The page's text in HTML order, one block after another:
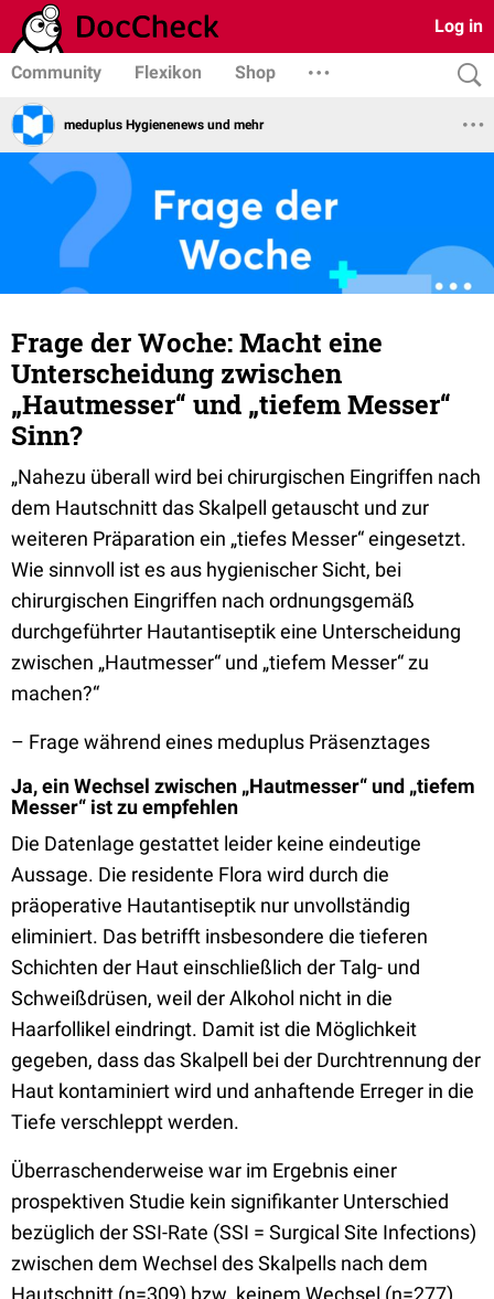
Log in
Community Flexikon Shop
meduplus Hygienenews und mehr
Frage der Woche: Macht eine
Unterscheidung zwischen
„Hautmesser“ und „tiefem Messer“
Sinn?
„Nahezu überall wird bei chirurgischen Eingriffen nach
dem Hautschnitt das Skalpell getauscht und zur
weiteren Präparation ein „tiefes Messer“ eingesetzt.
Wie sinnvoll ist es aus hygienischer Sicht, bei
chirurgischen Eingriffen nach ordnungsgemäß
durchgeführter Hautantiseptik eine Unterscheidung
zwischen „Hautmesser“ und „tiefem Messer“ zu
machen?“
– Frage während eines meduplus Präsenztages
Ja, ein Wechsel zwischen „Hautmesser“ und „tiefem
Messer“ ist zu empfehlen
Die Datenlage gestattet leider keine eindeutige
Aussage. Die residente Flora wird durch die
präoperative Hautantiseptik nur unvollständig
eliminiert. Das betrifft insbesondere die tieferen
Schichten der Haut einschließlich der Talg- und
Schweißdrüsen, weil der Alkohol nicht in die
Haarfollikel eindringt. Damit ist die Möglichkeit
gegeben, dass das Skalpell bei der Durchtrennung der
Haut kontaminiert wird und anhaftende Erreger in die
Tiefe verschleppt werden.
Überraschenderweise war im Ergebnis einer
prospektiven Studie kein signifikanter Unterschied
bezüglich der SSI-Rate (SSI = Surgical Site Infections)
zwischen dem Wechsel des Skalpells nach dem
Hautschnitt (n=309) bzw. keinem Wechsel (n=277)